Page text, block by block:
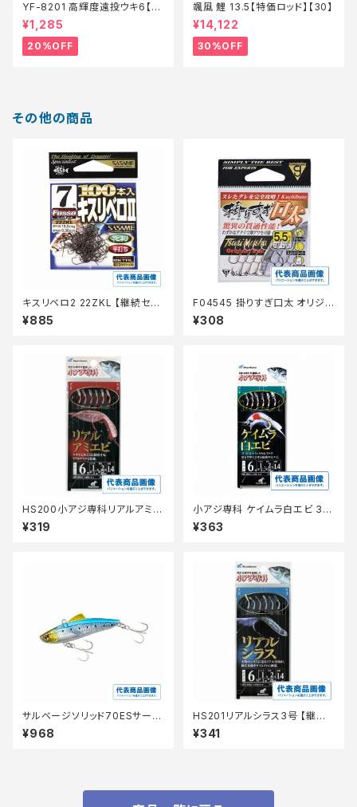
YF-8201 高輝度遠投ウキ6【特
価仕掛】【20】
¥1,285
20%OFF
颯風 鯉 13.5【特価ロッド】【30】
¥14,122
30%OFF
その他の商品
キスリベロ2 22ZKL 【継続セー
ル_仕掛】
¥885
F04545 掛りすぎ口太 オリジナ
ル(茶) 4.5号
¥308
HS200小アジ専科リアルアミエ
ビ3号 【継続セール_仕掛】
¥319
小アジ専科 ケイムラ白エビ 3号
HS202 【継続セール_仕掛】
¥363
サルベージソリッド70ESサーフ
エディションXG−V70V
¥968
HS201リアルシラス3号 【継続
セール_仕掛】
¥341